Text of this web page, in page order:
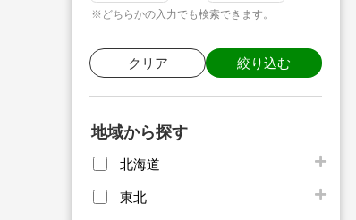
※どちらかの入力でも検索できます。
クリア 絞り込む
地域から探す
北海道
東北